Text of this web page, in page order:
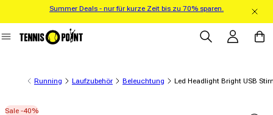
zum Inhalt
Summer Deals - nur für kurze Zeit bis zu 70% sparen.
Einloggen
Running Laufzubehör Beleuchtung Led Headlight Bright USB
Sale -40%